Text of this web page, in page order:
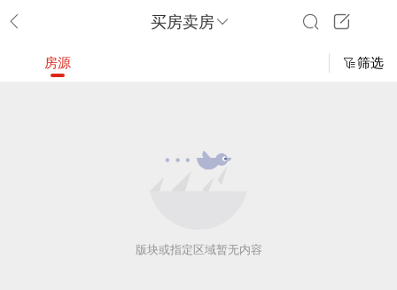
买房卖房
房源 筛选
版块或指定区域暂无内容